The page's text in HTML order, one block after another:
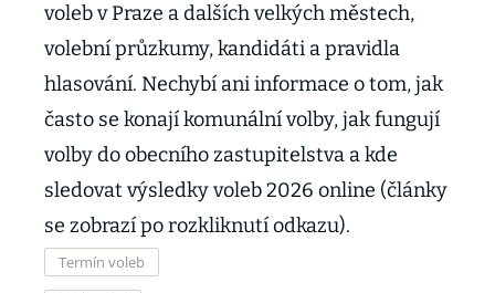
voleb v Praze a dalších velkých městech,
volební průzkumy, kandidáti a pravidla
hlasování. Nechybí ani informace o tom, jak
často se konají komunální volby, jak fungují
volby do obecního zastupitelstva a kde
sledovat výsledky voleb 2026 online (články
se zobrazí po rozkliknutí odkazu).
Termín voleb